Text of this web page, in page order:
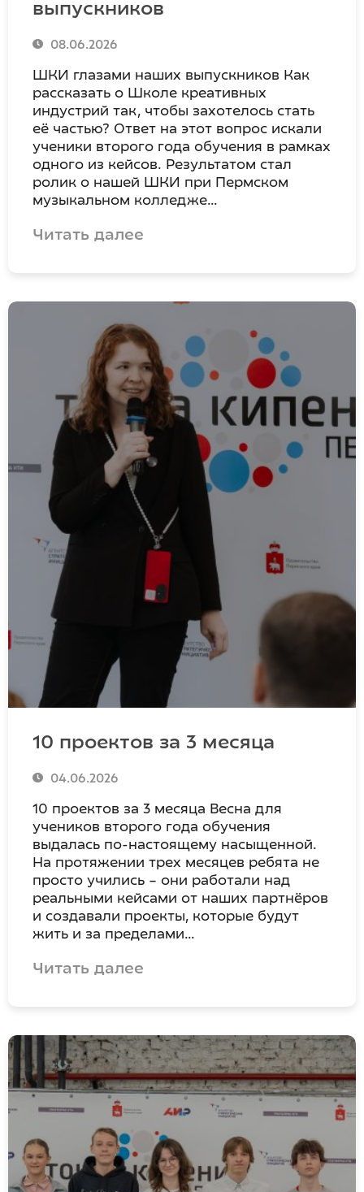
выпускников
08.06.2026
ШКИ глазами наших выпускников Как
рассказать о Школе креативных
индустрий так, чтобы захотелось стать
её частью? Ответ на этот вопрос искали
ученики второго года обучения в рамках
одного из кейсов. Результатом стал
ролик о нашей ШКИ при Пермском
музыкальном колледже…
Читать далее
10 проектов за 3 месяца
04.06.2026
10 проектов за 3 месяца Весна для
учеников второго года обучения
выдалась по-настоящему насыщенной.
На протяжении трех месяцев ребята не
просто учились – они работали над
реальными кейсами от наших партнёров
и создавали проекты, которые будут
жить и за пределами…
Читать далее